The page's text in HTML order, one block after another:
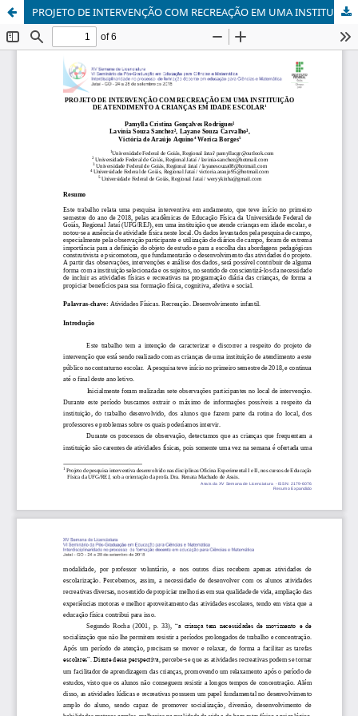
PROJETO DE INTERVENÇÃO COM RECREAÇÃO EM UMA INSTITUIÇÃO DE ATENDIMENTO A CRIANÇAS EM IDADE ESCOLAR